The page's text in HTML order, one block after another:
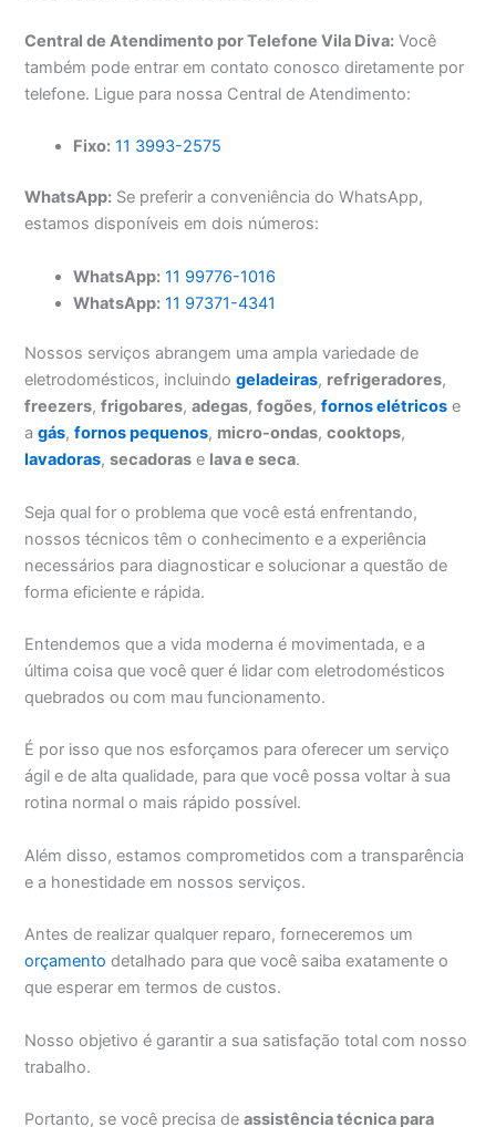
Central de Atendimento por Telefone Vila Diva: Você
também pode entrar em contato conosco diretamente por
telefone. Ligue para nossa Central de Atendimento:
Fixo: 11 3993-2575
WhatsApp: Se preferir a conveniência do WhatsApp,
estamos disponíveis em dois números:
WhatsApp: 11 99776-1016
WhatsApp: 11 97371-4341
Nossos serviços abrangem uma ampla variedade de
eletrodomésticos, incluindogeladeiras, refrigeradores,
freezers,frigobares,adegas,fogões,fornos elétricos e
agás,fornos pequenos, micro-ondas,cooktops,
lavadoras,secadoras e lava e seca.
Seja qual for o problema que você está enfrentando,
nossos técnicos têm o conhecimento e a experiência
necessários para diagnosticar e solucionar a questão de
forma eficiente e rápida.
Entendemos que a vida moderna é movimentada, e a
última coisa que você quer é lidar com eletrodomésticos
quebrados ou com mau funcionamento.
É por isso que nos esforçamos para oferecer um serviço
ágil e de alta qualidade, para que você possa voltar à sua
rotina normal o mais rápido possível.
Além disso, estamos comprometidos com a transparência
e a honestidade em nossos serviços.
Antes de realizar qualquer reparo, forneceremos um
orçamento detalhado para que você saiba exatamente o
que esperar em termos de custos.
Nosso objetivo é garantir a sua satisfação total com nosso
trabalho.
Portanto, se você precisa deassistência técnica para